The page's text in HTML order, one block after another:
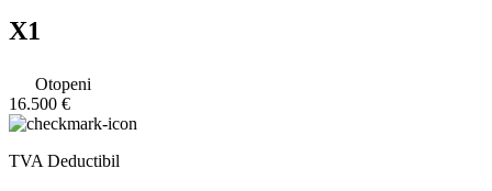
X1
Otopeni
16.500 €
TVA Deductibil